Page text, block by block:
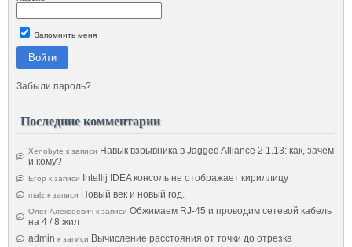
Запомнить меня
Войти
Забыли пароль?
Последние комментарии
Xenobyte к записи Навык взрывника в Jagged Alliance 2 1.13: как, зачем
и кому?
Егор к записи Intellij IDEA консоль не отображает кириллицу
malz к записи Новый век и новый год.
Олег Алексеевич к записи Обжимаем RJ-45 и проводим сетевой кабель
на 4 / 8 жил
admin к записи Вычисление расстояния от точки до отрезка